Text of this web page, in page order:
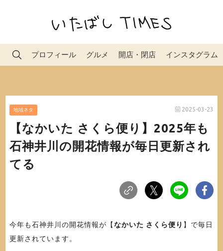
プロフィール グルメ 開店・閉店 インスタグラム
地域ネタ 2025-03-23
【なかいた さくら便り】2025年も
石神井川の開花情報が毎日更新され
てる
今年も石神井川の開花情報が【なかいた さくら便り 】で毎日
更新されています。